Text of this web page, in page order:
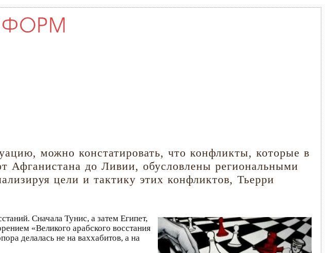
можно констатировать, что конфликты, которые в
Афганистана до Ливии, обусловлены региональными
цели и тактику этих конфликтов, Тьерри
Сначала Тунис, а затем Египет,
«Великого арабского восстания
делалась не на ваххабитов, а на